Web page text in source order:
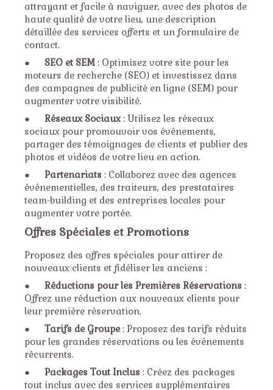
attrayant et facile à naviguer, avec des photos de
haute qualité de votre lieu, une description
détaillée des services offerts et un formulaire de
contact.
● SEO et SEM : Optimisez votre site pour les
moteurs de recherche (SEO) et investissez dans
des campagnes de publicité en ligne (SEM) pour
augmenter votre visibilité.
● Réseaux Sociaux : Utilisez les réseaux
sociaux pour promouvoir vos événements,
partager des témoignages de clients et publier des
photos et vidéos de votre lieu en action.
● Partenariats : Collaborez avec des agences
événementielles, des traiteurs, des prestataires
team-building et des entreprises locales pour
augmenter votre portée.
Offres Spéciales et Promotions
Proposez des offres spéciales pour attirer de
nouveaux clients et fidéliser les anciens :
● Réductions pour les Premières Réservations :
Offrez une réduction aux nouveaux clients pour
leur première réservation.
● Tarifs de Groupe : Proposez des tarifs réduits
pour les grandes réservations ou les événements
récurrents.
● Packages Tout Inclus : Créez des packages
tout inclus avec des services supplémentaires